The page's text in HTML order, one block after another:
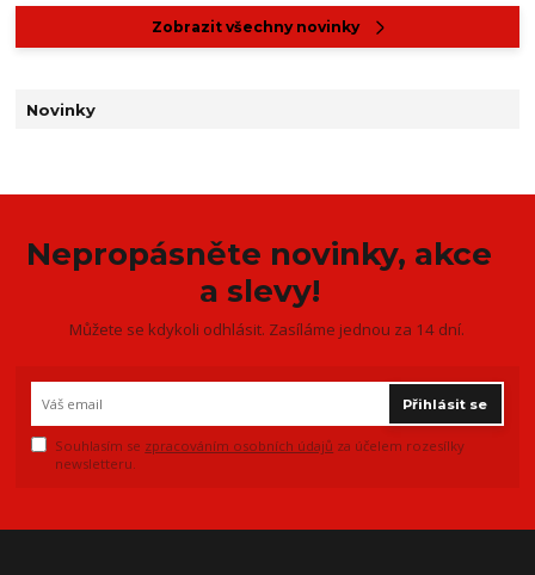
Zobrazit všechny novinky
Novinky
Nepropásněte novinky, akce
a slevy!
Můžete se kdykoli odhlásit. Zasíláme jednou za 14 dní.
Přihlásit se
Souhlasím se zpracováním osobních údajů za účelem rozesílky
newsletteru.